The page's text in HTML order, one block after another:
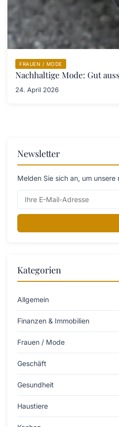
FRAUEN / MODE
Nachhaltige Mode: Gut
24. April 2026
Newsletter
Melden Sie sich an, um
Kategorien
Allgemein
Finanzen & Immobilien
Frauen / Mode
Geschäft
Gesundheit
Haustiere